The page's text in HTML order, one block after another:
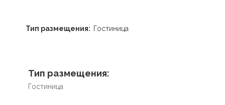
Тип размещения: Гостиница
Тип размещения:
Гостиница